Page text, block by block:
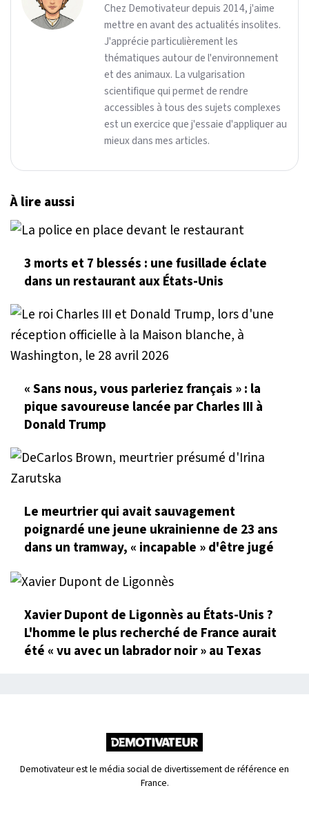
Chez Demotivateur depuis 2014, j'aime
mettre en avant des actualités insolites.
J'apprécie particulièrement les
thématiques autour de l'environnement
et des animaux. La vulgarisation
scientifique qui permet de rendre
accessibles à tous des sujets complexes
est un exercice que j'essaie d'appliquer au
mieux dans mes articles.
À lire aussi
3 morts et 7 blessés : une fusillade éclate
dans un restaurant aux États-Unis
« Sans nous, vous parleriez français » : la
pique savoureuse lancée par Charles III à
Donald Trump
Le meurtrier qui avait sauvagement
poignardé une jeune ukrainienne de 23 ans
dans un tramway, « incapable » d'être jugé
Xavier Dupont de Ligonnès au États-Unis ?
L'homme le plus recherché de France aurait
été « vu avec un labrador noir » au Texas
Demotivateur est le média social de divertissement de référence en
France.